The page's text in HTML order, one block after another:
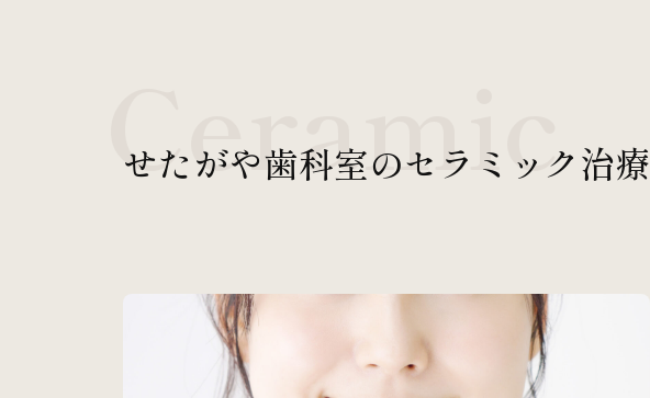
Ceramic
せたがや歯科室のセラミック治療